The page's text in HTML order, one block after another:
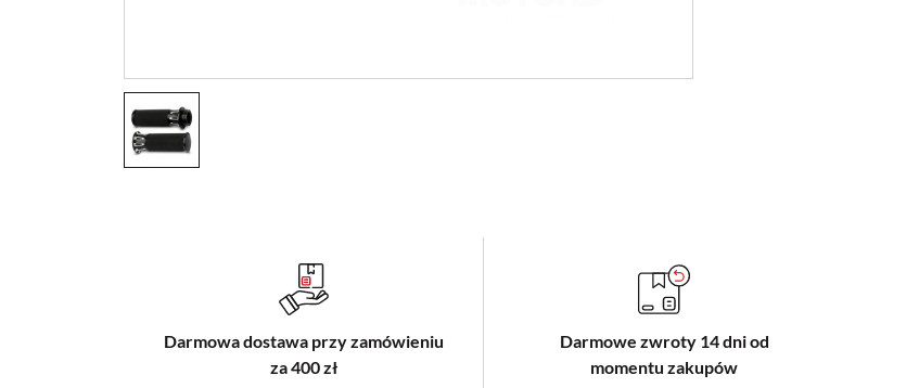
Darmowa dostawa przy zamówieniu
za 400 zł
Darmowe zwroty 14 dni od
momentu zakupów